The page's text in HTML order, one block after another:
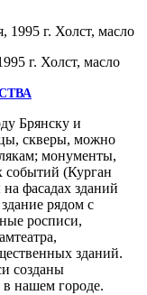
г. Холст, масло
Брянску и
скверы, можно
монументы,
событий (Курган
фасадах зданий
рядом с
росписи,
зданий.
соз­даны
нашем городе.